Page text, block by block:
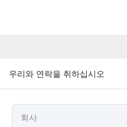
우리와 연락을 취하십시오
회사